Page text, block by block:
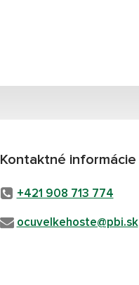
Kontaktné informácie
+421 908 713 774
ocuvelkehoste@pbi.sk